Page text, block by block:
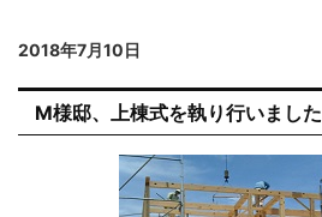
2018年7月10日
M様邸、上棟式を執り行いました